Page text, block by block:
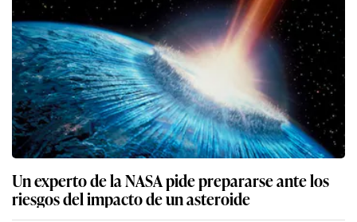
Un experto de la NASA pide prepararse ante los
riesgos del impacto de un asteroide